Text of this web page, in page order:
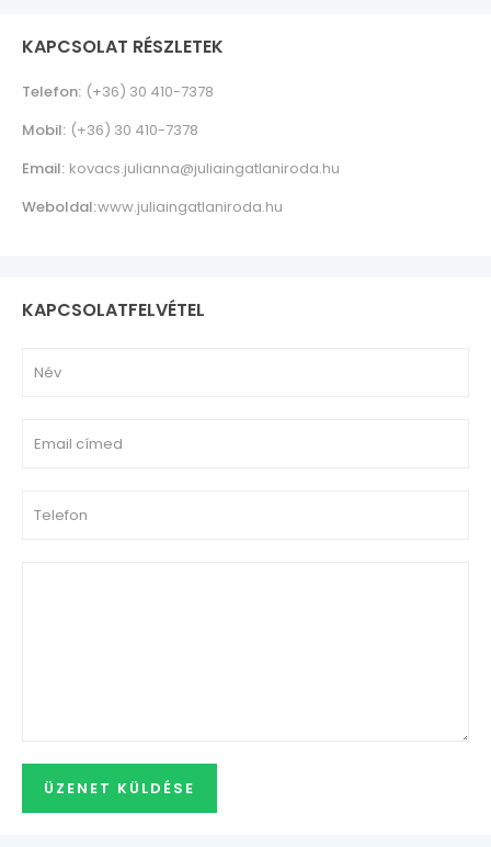
KAPCSOLAT RÉSZLETEK
Telefon: (+36) 30 410-7378
Mobil: (+36) 30 410-7378
Email: kovacs.julianna@juliaingatlaniroda.hu
Weboldal:www.juliaingatlaniroda.hu
KAPCSOLATFELVÉTEL